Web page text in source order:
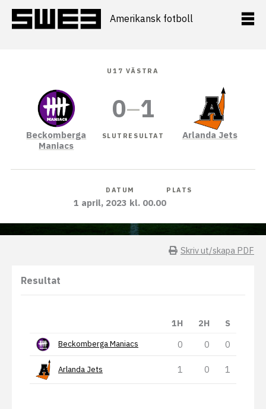
innehåll
Amerikansk fotboll
U17 VÄSTRA
Beckomberga
Maniacs
0–1
SLUTRESULTAT Arlanda Jets
DATUM
1 april, 2023 kl. 00.00
PLATS
Skriv ut/skapa PDF
Resultat
1H 2H S
Beckomberga Maniacs 0 0 0
Arlanda Jets 1 0 1